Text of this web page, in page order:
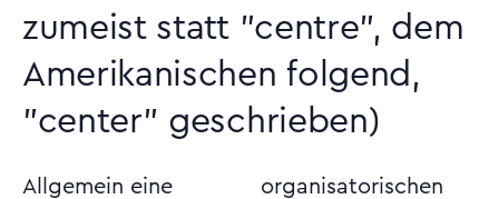
zumeist statt "centre", dem
Amerikanischen folgend,
"center" geschrieben)
Allgemein eine
organisatorischen